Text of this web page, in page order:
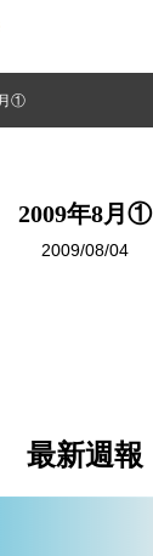
①
2009年8月①
2009/08/04
最新週報